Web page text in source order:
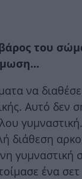
του
να
Αυτό δεν
διάθεση
γυμναστική
ένα σετ